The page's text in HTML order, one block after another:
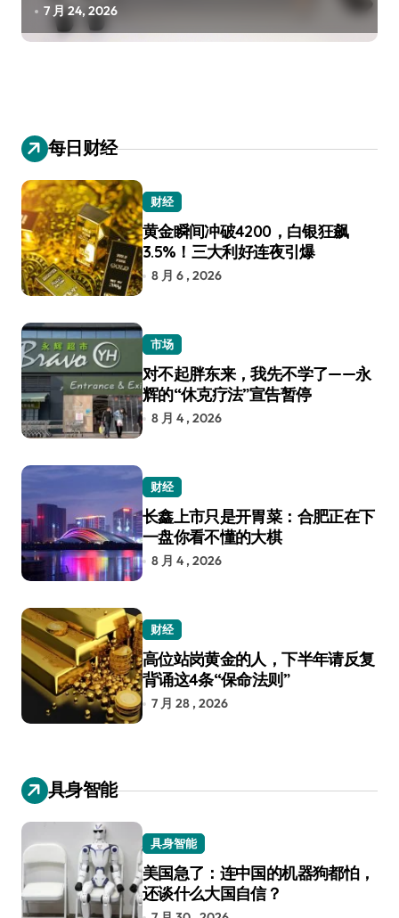
7 月 24, 2026
每日财经
财经
黄金瞬间冲破4200，白银狂飙
3.5%！三大利好连夜引爆
8 月 6 , 2026
市场
对不起胖东来，我先不学了——永
辉的“休克疗法”宣告暂停
8 月 4 , 2026
财经
长鑫上市只是开胃菜：合肥正在下
一盘你看不懂的大棋
8 月 4 , 2026
财经
高位站岗黄金的人，下半年请反复
背诵这4条“保命法则”
7 月 28 , 2026
具身智能
具身智能
美国急了：连中国的机器狗都怕，
还谈什么大国自信？